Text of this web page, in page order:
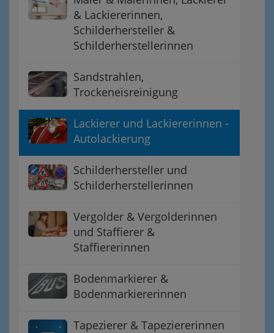
& Lackiererinnen,
Schilderhersteller &
Schilderherstellerinnen
Sandstrahlen,
Trockeneisreinigung
Lackierer und Lackiererinnen -
Autolackierung
Schilderhersteller und
Schilderherstellerinnen
Vergolder & Vergolderinnen
und Staffierer &
Staffiererinnen
Bodenmarkierer &
Bodenmarkiererinnen
Tapezierer & Tapeziererinnen